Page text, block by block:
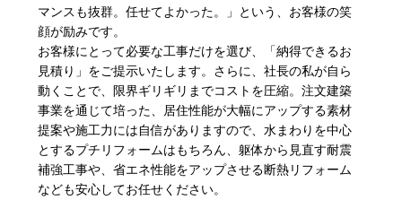
マンスも抜群。任せてよかった。」という、お客様の笑
顔が励みです。
お客様にとって必要な工事だけを選び、「納得できるお
見積り」をご提示いたします。さらに、社長の私が自ら
動くことで、限界ギリギリまでコストを圧縮。注文建築
事業を通じて培った、居住性能が大幅にアップする素材
提案や施工力には自信がありますので、水まわりを中心
とするプチリフォームはもちろん、躯体から見直す耐震
補強工事や、省エネ性能をアップさせる断熱リフォーム
なども安心してお任せください。